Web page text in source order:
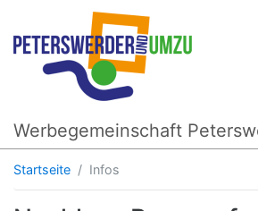
Werbegemeinschaft
Startseite Infos